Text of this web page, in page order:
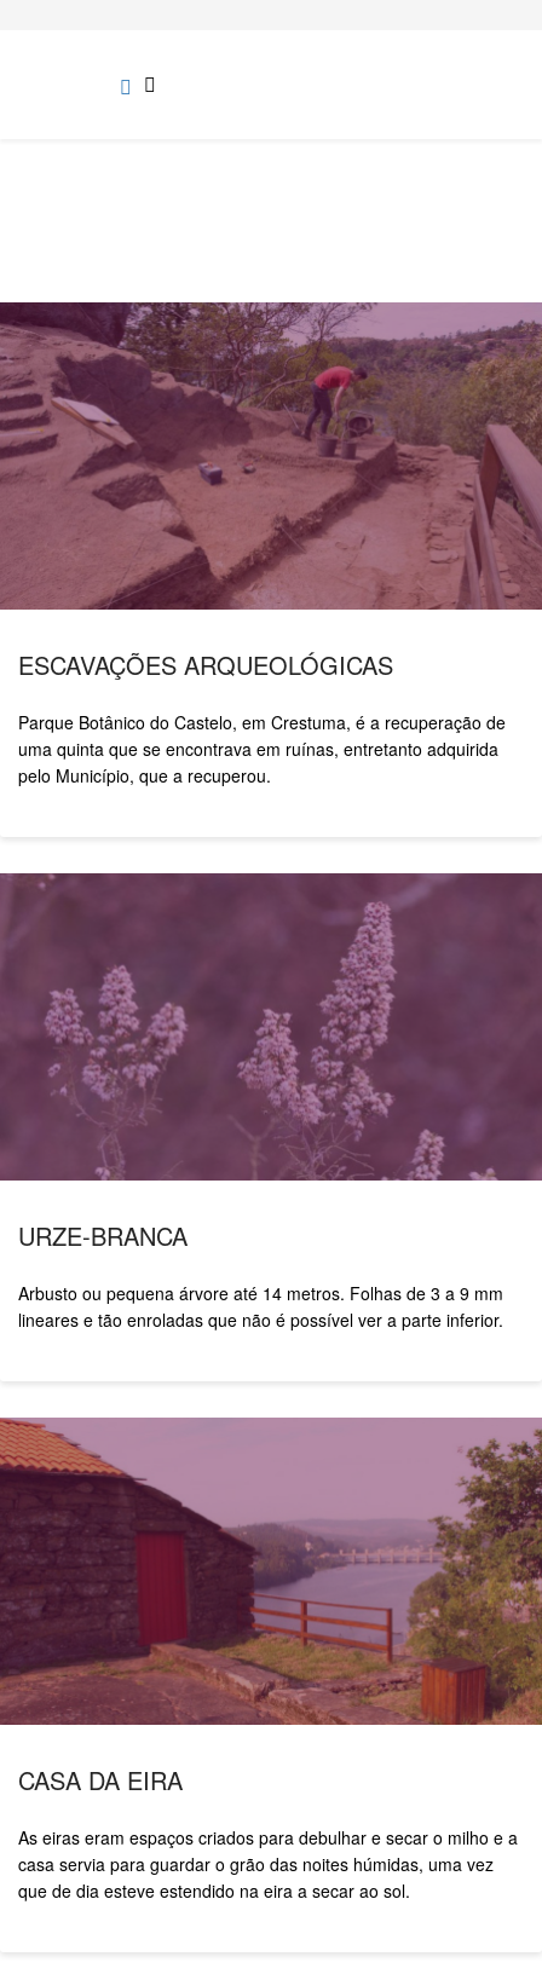
ESCAVAÇÕES ARQUEOLÓGICAS
Parque Botânico do Castelo, em Crestuma, é a recuperação de
uma quinta que se encontrava em ruínas, entretanto adquirida
pelo Município, que a recuperou.
URZE-BRANCA
Arbusto ou pequena árvore até 14 metros. Folhas de 3 a 9 mm
lineares e tão enroladas que não é possível ver a parte inferior.
CASA DA EIRA
As eiras eram espaços criados para debulhar e secar o milho e a
casa servia para guardar o grão das noites húmidas, uma vez
que de dia esteve estendido na eira a secar ao sol.